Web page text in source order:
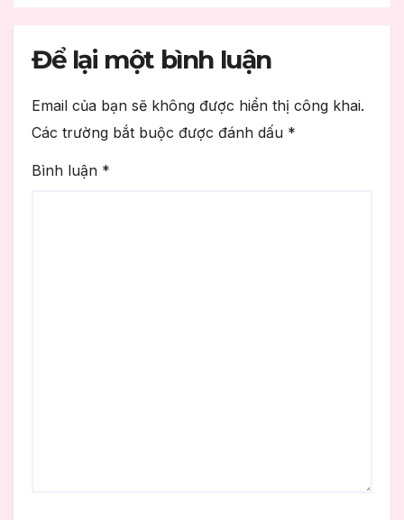
Để lại một bình luận
Email của bạn sẽ không được hiển thị công khai.
Các trường bắt buộc được đánh dấu *
Bình luận *